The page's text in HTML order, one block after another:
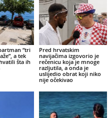
“tri
a tek
šta ih
Pred hrvatskim
navijačima izgovorio je
rečenicu koja je mnoge
razljutila, a onda je
uslijedio obrat koji niko
nije očekivao